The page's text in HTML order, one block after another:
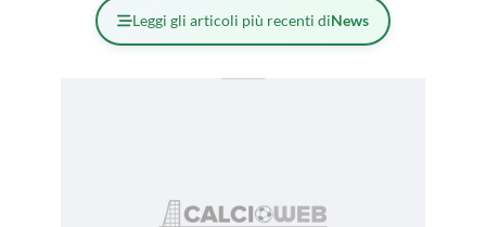
Leggi gli articoli più recenti diNews